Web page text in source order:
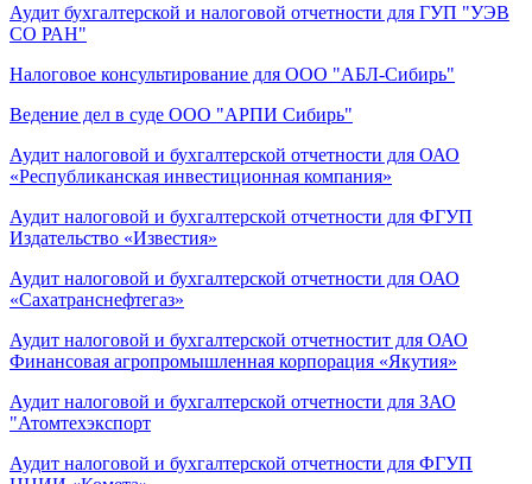
Аудит бухгалтерской и налоговой отчетности для ГУП "УЭВ
СО РАН"
Налоговое консультирование для ООО "АБЛ-Сибирь"
Ведение дел в суде ООО "АРПИ Сибирь"
Аудит налоговой и бухгалтерской отчетности для ОАО
«Республиканская инвестиционная компания»
Аудит налоговой и бухгалтерской отчетности для ФГУП
Издательство «Известия»
Аудит налоговой и бухгалтерской отчетности для ОАО
«Сахатранснефтегаз»
Аудит налоговой и бухгалтерской отчетностит для ОАО
Финансовая агропромышленная корпорация «Якутия»
Аудит налоговой и бухгалтерской отчетности для ЗАО
"Атомтехэкспорт
Аудит налоговой и бухгалтерской отчетности для ФГУП